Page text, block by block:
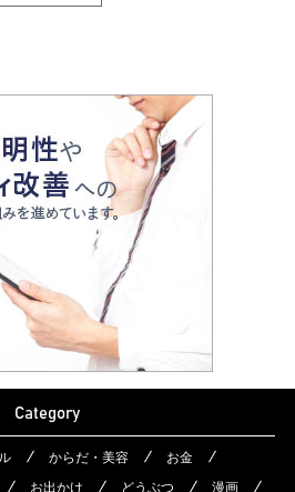
Category
からだ・美容
お金
お出かけ どうぶつ 漫画